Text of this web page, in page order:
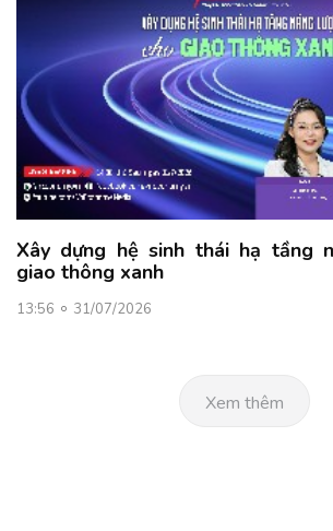
Xây dựng hệ sinh thái hạ tầng
giao thông xanh
13:56 31/07/2026
Xem thêm